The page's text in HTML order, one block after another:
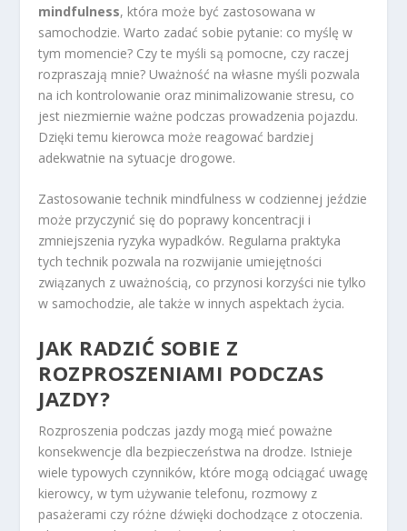
mindfulness, która może być zastosowana w
samochodzie. Warto zadać sobie pytanie: co myślę w
tym momencie? Czy te myśli są pomocne, czy raczej
rozpraszają mnie? Uważność na własne myśli pozwala
na ich kontrolowanie oraz minimalizowanie stresu, co
jest niezmiernie ważne podczas prowadzenia pojazdu.
Dzięki temu kierowca może reagować bardziej
adekwatnie na sytuacje drogowe.
Zastosowanie technik mindfulness w codziennej jeździe
może przyczynić się do poprawy koncentracji i
zmniejszenia ryzyka wypadków. Regularna praktyka
tych technik pozwala na rozwijanie umiejętności
związanych z uważnością, co przynosi korzyści nie tylko
w samochodzie, ale także w innych aspektach życia.
JAK RADZIĆ SOBIE Z
ROZPROSZENIAMI PODCZAS
JAZDY?
Rozproszenia podczas jazdy mogą mieć poważne
konsekwencje dla bezpieczeństwa na drodze. Istnieje
wiele typowych czynników, które mogą odciągać uwagę
kierowcy, w tym używanie telefonu, rozmowy z
pasażerami czy różne dźwięki dochodzące z otoczenia.